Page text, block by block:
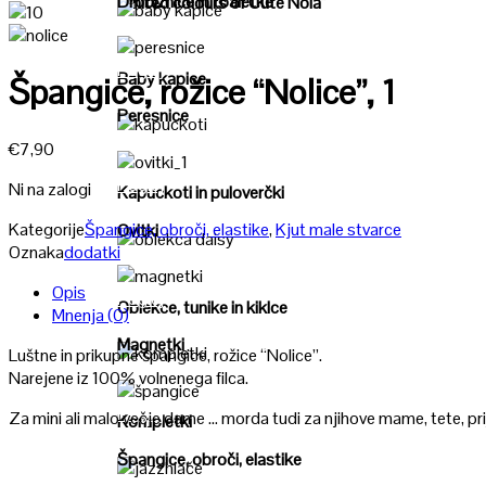
Poglej
Baby kapice
Poglej
Kapuckoti in puloverčki
Poglej
Oblekce, tunike in kiklce
Poglej
Kompletki
Poglej
Peresnice
Poglej
Ovitki
Poglej
Magnetki
Poglej
Špangice, obroči, elastike
Špangice, rožice “Nolice”, 1
€7,90
Ni na zalogi
KategorijeŠpangice, obroči, elastike,Kjut male stvarce
Oznakadodatki
Opis
Mnenja (0)
Luštne in prikupne špangice, rožice “Nolice”.
Narejene iz 100% volnenega filca.
Za mini ali malo večje dame … morda tudi za njihove mame, tete,